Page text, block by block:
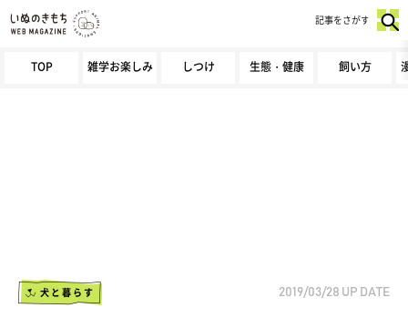
TOP 雑学お楽しみ しつけ 生態・健康 飼い方
記事をさがす
犬と暮らす 2019/03/28 UP DATE